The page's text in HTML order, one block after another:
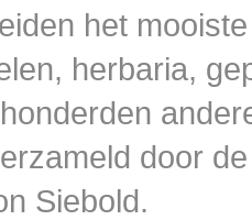
het
herbaria,
door
Siebold.